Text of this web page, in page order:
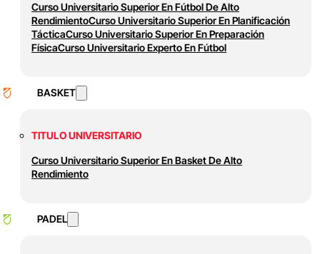
Curso Universitario Superior En Fútbol De Alto
RendimientoCurso Universitario Superior En Planificación
TácticaCurso Universitario Superior En Preparación
FísicaCurso Universitario Experto En Fútbol
BASKET
TITULO UNIVERSITARIO
Curso Universitario Superior En Basket De Alto
Rendimiento
PADEL